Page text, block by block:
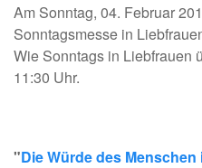
Am Sonntag, 04. Februar
Sonntagsmesse in
Wie Sonntags in Liebfrauen
11:30 Uhr.
"Die Würde des